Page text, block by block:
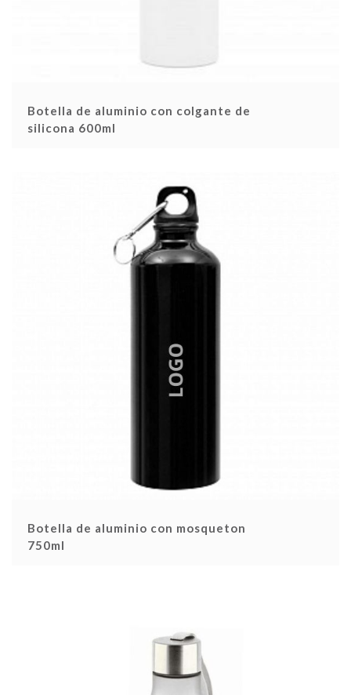
Botella de aluminio con colgante de
silicona 600ml
Botella de aluminio con mosqueton
750ml